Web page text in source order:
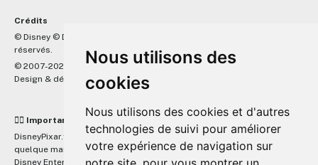
Nous utilisons des
cookies
Nous utilisons des cookies et d'autres
technologies de suivi pour améliorer
votre expérience de navigation sur
Crédits
© Disney © Disney/Pixar © &
réservés.
© 2007-2026 DisneyPixar.fr
Design & développement :MonsieurPaul
☝🏼 Important
DisneyPixar.fr est un site indépendant et n'est en aucun cas lié de
quelque manière que ce soit avec The Walt Disney Company, Pixar,
Disney Enterprises, Inc ou leurs dérivés ou associés. Toute demande